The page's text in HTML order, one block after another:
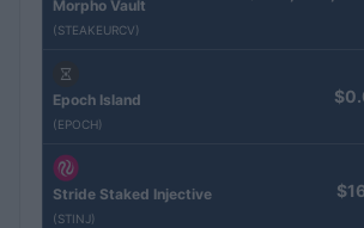
Morpho Vault
(STEAKEURCV)
Epoch Island
(EPOCH)
Stride Staked Injective
(STINJ)